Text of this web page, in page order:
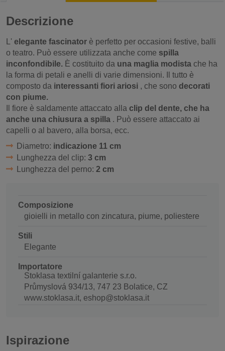
Descrizione
L' elegante fascinator è perfetto per occasioni festive, balli
o teatro. Può essere utilizzata anche come spilla
inconfondibile. È costituito da una maglia modista che ha
la forma di petali e anelli di varie dimensioni. Il tutto è
composto da interessanti fiori ariosi , che sono decorati
con piume.
Il fiore è saldamente attaccato alla clip del dente, che ha
anche una chiusura a spilla . Può essere attaccato ai
capelli o al bavero, alla borsa, ecc.
Diametro: indicazione 11 cm
Lunghezza del clip: 3 cm
Lunghezza del perno: 2 cm
Composizione
gioielli in metallo con zincatura, piume, poliestere
Stili
Elegante
Importatore
Stoklasa textilní galanterie s.r.o.
Průmyslová 934/13, 747 23 Bolatice, CZ
www.stoklasa.it, eshop@stoklasa.it
Ispirazione